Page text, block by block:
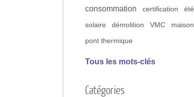
consommation
certification
été
solaire
démolition VMC
maison
pont thermique
Tous les mots-clés
Catégories